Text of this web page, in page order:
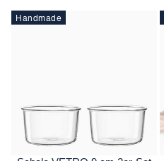
Handmade